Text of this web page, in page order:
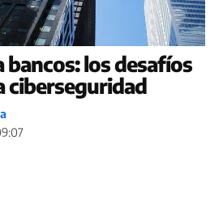
bancos: los desafíos
ciberseguridad